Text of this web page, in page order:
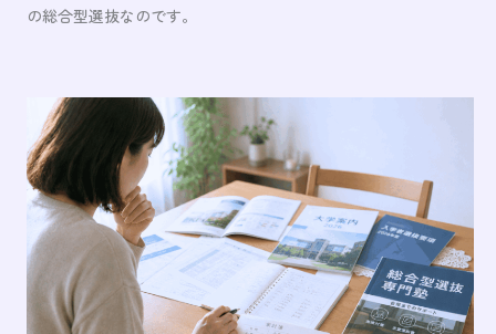
の総合型選抜なのです。